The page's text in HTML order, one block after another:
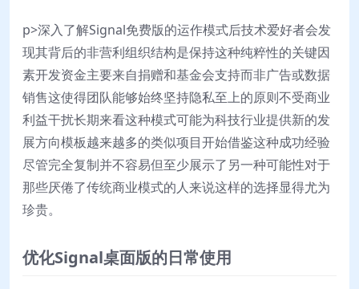
p>深入了解Signal免费版的运作模式后技术爱好者会发
现其背后的非营利组织结构是保持这种纯粹性的关键因
素开发资金主要来自捐赠和基金会支持而非广告或数据
销售这使得团队能够始终坚持隐私至上的原则不受商业
利益干扰长期来看这种模式可能为科技行业提供新的发
展方向模板越来越多的类似项目开始借鉴这种成功经验
尽管完全复制并不容易但至少展示了另一种可能性对于
那些厌倦了传统商业模式的人来说这样的选择显得尤为
珍贵。
优化Signal桌面版的日常使用